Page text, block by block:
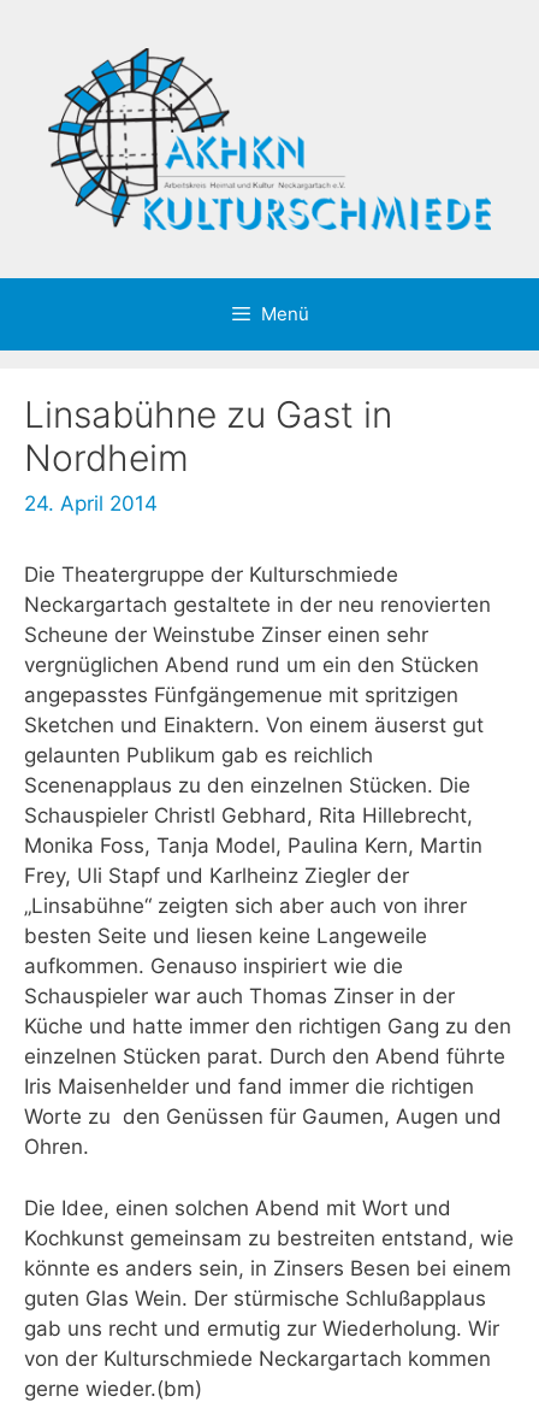
Menü
Linsabühne zu Gast in
Nordheim
24. April 2014
Die Theatergruppe der Kulturschmiede
Neckargartach gestaltete in der neu renovierten
Scheune der Weinstube Zinser einen sehr
vergnüglichen Abend rund um ein den Stücken
angepasstes Fünfgängemenue mit spritzigen
Sketchen und Einaktern. Von einem äuserst gut
gelaunten Publikum gab es reichlich
Scenenapplaus zu den einzelnen Stücken. Die
Schauspieler Christl Gebhard, Rita Hillebrecht,
Monika Foss, Tanja Model, Paulina Kern, Martin
Frey, Uli Stapf und Karlheinz Ziegler der
„Linsabühne“ zeigten sich aber auch von ihrer
besten Seite und liesen keine Langeweile
aufkommen. Genauso inspiriert wie die
Schauspieler war auch Thomas Zinser in der
Küche und hatte immer den richtigen Gang zu den
einzelnen Stücken parat. Durch den Abend führte
Iris Maisenhelder und fand immer die richtigen
Worte zu den Genüssen für Gaumen, Augen und
Ohren.
Die Idee, einen solchen Abend mit Wort und
Kochkunst gemeinsam zu bestreiten entstand, wie
könnte es anders sein, in Zinsers Besen bei einem
guten Glas Wein. Der stürmische Schlußapplaus
gab uns recht und ermutig zur Wiederholung. Wir
von der Kulturschmiede Neckargartach kommen
gerne wieder.(bm)